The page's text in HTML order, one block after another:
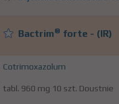
Bactrim® forte - (IR)
Cotrimoxazolum
tabl. 960 mg 10 szt. Doustnie